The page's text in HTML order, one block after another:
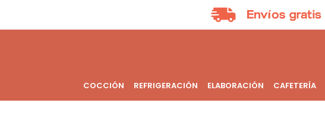
COCCIÓN REFRIGERACIÓN ELABORACIÓN CAFETERÍA